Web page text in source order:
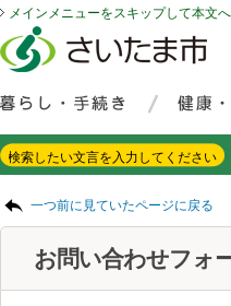
メインメニューをスキップして本文
一つ前に見ていたページに戻る
お問い合わせフォ